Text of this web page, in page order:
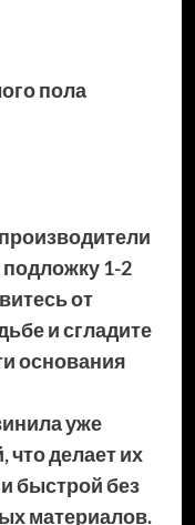
пола
1-2
от
и сгладите
основания
уже
делает их
быстрой без
материалов.